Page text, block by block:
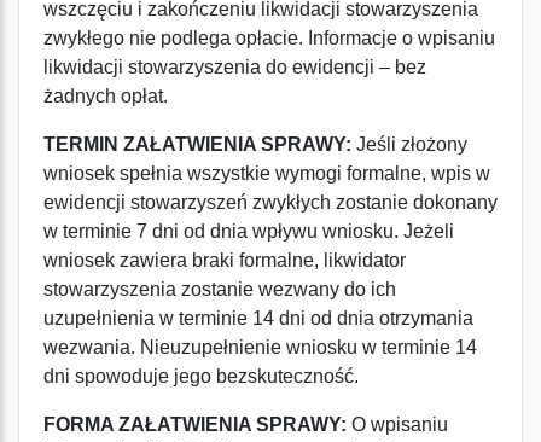
wszczęciu i zakończeniu likwidacji stowarzyszenia
zwykłego nie podlega opłacie. Informacje o wpisaniu
likwidacji stowarzyszenia do ewidencji – bez
żadnych opłat.
TERMIN ZAŁATWIENIA SPRAWY: Jeśli złożony
wniosek spełnia wszystkie wymogi formalne, wpis w
ewidencji stowarzyszeń zwykłych zostanie dokonany
w terminie 7 dni od dnia wpływu wniosku. Jeżeli
wniosek zawiera braki formalne, likwidator
stowarzyszenia zostanie wezwany do ich
uzupełnienia w terminie 14 dni od dnia otrzymania
wezwania. Nieuzupełnienie wniosku w terminie 14
dni spowoduje jego bezskuteczność.
FORMA ZAŁATWIENIA SPRAWY: O wpisaniu